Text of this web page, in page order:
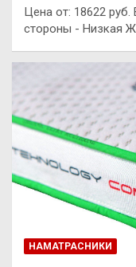
Цена от: 18622
стороны - Низкая
НАМАТРАСНИКИ